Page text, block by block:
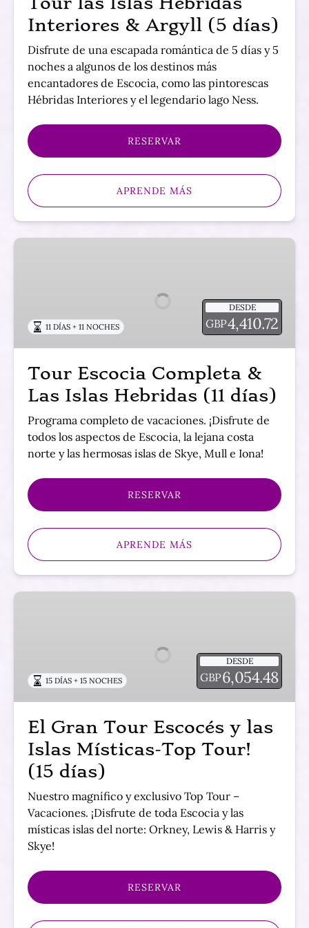
días)
Interiores & Argyll (5 días)
Disfrute de una escapada romántica de 5 días y 5
noches a algunos de los destinos más
encantadores de Escocia, como las pintorescas
Hébridas Interiores y el legendario lago Ness.
RESERVAR
APRENDE MÁS
Tour
Islas
Hebridas
días)
DESDE
GBP4,410.72
11 DÍAS + 11 NOCHES
Tour Escocia Completa &
Las Islas Hebridas (11 días)
Programa completo de vacaciones. ¡Disfrute de
todos los aspectos de Escocia, la lejana costa
norte y las hermosas islas de Skye, Mull e Iona!
RESERVAR
APRENDE MÁS
El
Islas
Místicas-
Top
Tour!
días)
DESDE
GBP6,054.48
15 DÍAS + 15 NOCHES
El Gran Tour Escocés y las
Islas Místicas-Top Tour!
(15 días)
Nuestro magnífico y exclusivo Top Tour –
Vacaciones. ¡Disfrute de toda Escocia y las
místicas islas del norte: Orkney, Lewis & Harris y
Skye!
RESERVAR